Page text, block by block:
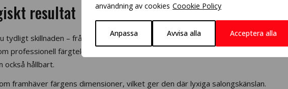
användning av cookies Coookie Policy
Anpassa Avvisa alla Acceptera alla
resultat
tydligt skillnaden – från ett mer livlöst och ojämnt resultat till ett hår med djup,
professionell färgteknik och noggrant utvalda produkter skapar vi ett resultat
också hållbart.
framhäver färgens dimensioner, vilket ger den där lyxiga salongskänslan.